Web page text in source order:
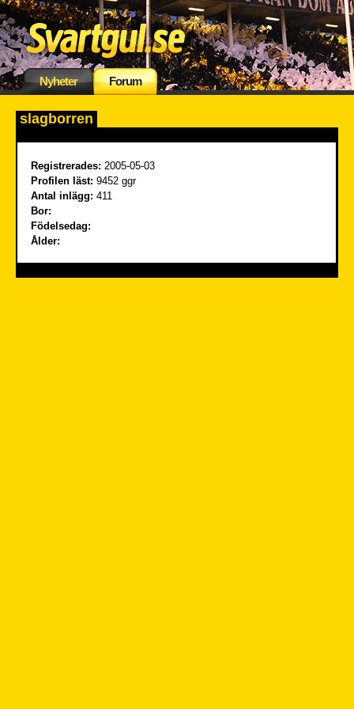
Nyheter Forum
slagborren
Registrerades: 2005-05-03
Profilen läst: 9452 ggr
Antal inlägg: 411
Bor:
Födelsedag:
Ålder: